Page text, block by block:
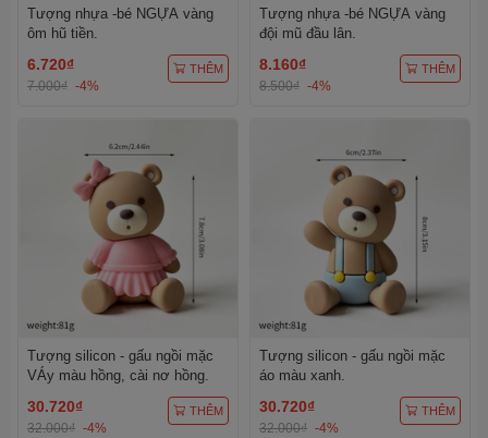
Tượng nhựa -bé NGỰA vàng
ôm hũ tiền.
6.720₫
7.000₫ -4%
THÊM
Tượng nhựa -bé NGỰA vàng
đội mũ đầu lân.
8.160₫
8.500₫ -4%
THÊM
Tượng silicon - gấu ngồi mặc
VÁy màu hồng, cài nơ hồng.
30.720₫
32.000₫ -4%
THÊM
Tượng silicon - gấu ngồi mặc
áo màu xanh.
30.720₫
32.000₫ -4%
THÊM